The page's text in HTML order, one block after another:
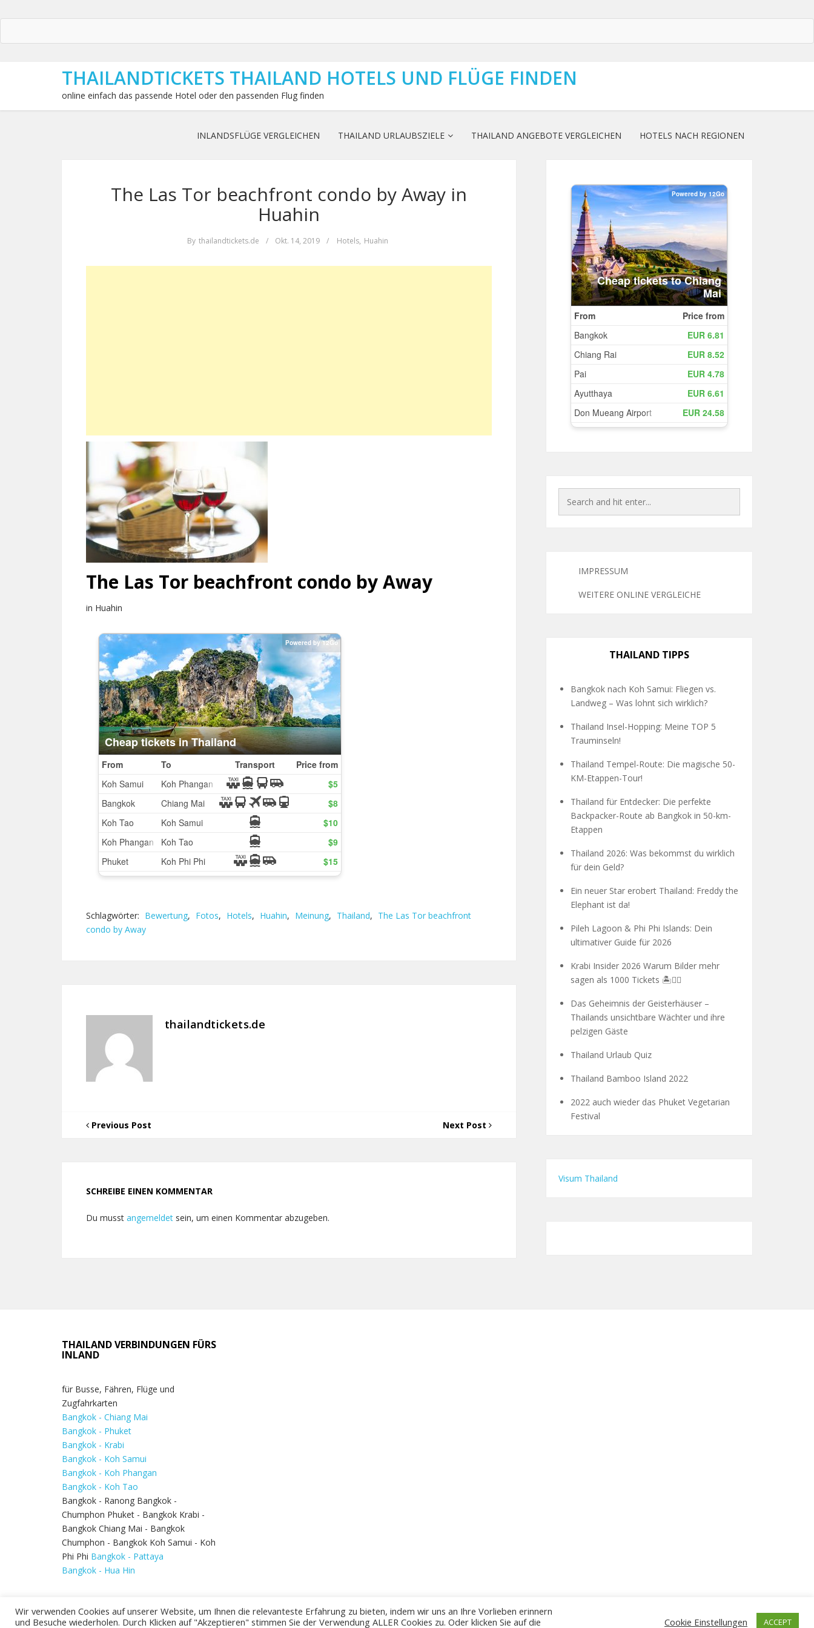
THAILANDTICKETS THAILAND HOTELS UND FLÜGE FINDEN
online einfach das passende Hotel oder den passenden Flug finden
INLANDSFLÜGE VERGLEICHEN THAILAND URLAUBSZIELE THAILAND ANGEBOTE VERGLEICHEN HOTELS NACH REGIONEN
The Las Tor beachfront condo by Away in
Huahin
By thailandtickets.de / Okt. 14, 2019 / Hotels, Huahin
The Las Tor beachfront condo by Away
in Huahin
Schlagwörter: Bewertung, Fotos, Hotels, Huahin, Meinung, Thailand, The Las Tor beachfront
condo by Away
thailandtickets.de
Previous Post Next Post
SCHREIBE EINEN KOMMENTAR
Du musst angemeldet sein, um einen Kommentar abzugeben.
IMPRESSUM
WEITERE ONLINE VERGLEICHE
THAILAND TIPPS
Bangkok nach Koh Samui: Fliegen vs.
Landweg – Was lohnt sich wirklich?
Thailand Insel-Hopping: Meine TOP 5
Trauminseln!
Thailand Tempel-Route: Die magische 50-
KM-Etappen-Tour!
Thailand für Entdecker: Die perfekte
Backpacker-Route ab Bangkok in 50-km-
Etappen
Thailand 2026: Was bekommst du wirklich
für dein Geld?
Ein neuer Star erobert Thailand: Freddy the
Elephant ist da!
Pileh Lagoon & Phi Phi Islands: Dein
ultimativer Guide für 2026
Krabi Insider 2026 Warum Bilder mehr
sagen als 1000 Tickets 🏝️🧗‍♂️
Das Geheimnis der Geisterhäuser –
Thailands unsichtbare Wächter und ihre
pelzigen Gäste
Thailand Urlaub Quiz
Thailand Bamboo Island 2022
2022 auch wieder das Phuket Vegetarian
Festival
Visum Thailand
THAILAND VERBINDUNGEN FÜRS
INLAND
für Busse, Fähren, Flüge und
Zugfahrkarten
Bangkok - Chiang Mai
Bangkok - Phuket
Bangkok - Krabi
Bangkok - Koh Samui
Bangkok - Koh Phangan
Bangkok - Koh Tao
Bangkok - Ranong Bangkok -
Chumphon Phuket - Bangkok Krabi -
Bangkok Chiang Mai - Bangkok
Chumphon - Bangkok Koh Samui - Koh
Phi Phi Bangkok - Pattaya
Bangkok - Hua Hin
Wir verwenden Cookies auf unserer Website, um Ihnen die relevanteste Erfahrung zu bieten, indem wir uns an Ihre Vorlieben erinnern
und Besuche wiederholen. Durch Klicken auf "Akzeptieren" stimmen Sie der Verwendung ALLER Cookies zu. Oder klicken Sie auf die
Cookie Einstellungen ACCEPT